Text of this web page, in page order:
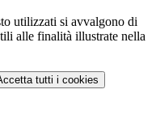
utilizzati si avvalgono di
alle finalità illustrate nella
tutti i cookies